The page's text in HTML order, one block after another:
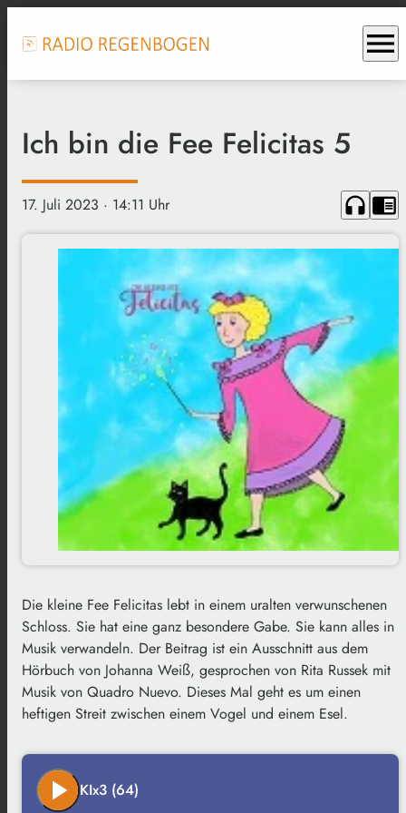
menu
Ich bin die Fee Felicitas 5
17. Juli 2023 · 14:11 Uhr headphones chrome_reader_mode
Die kleine Fee Felicitas lebt in einem uralten verwunschenen
Schloss. Sie hat eine ganz besondere Gabe. Sie kann alles in
Musik verwandeln. Der Beitrag ist ein Ausschnitt aus dem
Hörbuch von Johanna Weiß, gesprochen von Rita Russek mit
Musik von Quadro Nuevo. Dieses Mal geht es um einen
heftigen Streit zwischen einem Vogel und einem Esel.
play_arrow KIx3 (64)